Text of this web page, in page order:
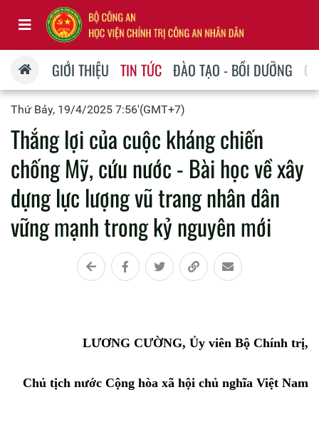
GIỚI THIỆU TIN TỨC ĐÀO TẠO - BỒI DƯỠNG
Thứ Bảy, 19/4/2025 7:56'(GMT+7)
Thắng lợi của cuộc kháng chiến
chống Mỹ, cứu nước - Bài học về xây
dựng lực lượng vũ trang nhân dân
vững mạnh trong kỷ nguyên mới
LƯƠNG CƯỜNG, Ủy viên Bộ Chính trị,
Chủ tịch nước Cộng hòa xã hội chủ nghĩa Việt Nam